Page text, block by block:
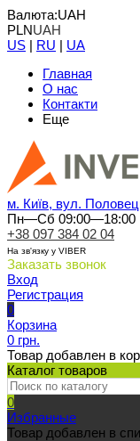
Валюта:UAH
PLNUAH
US | RU | UA
Главная
О нас
Контакти
Еще
м. Київ, вул.
Пн—Сб 09:00—18:00
+38 097 384 02 04
На зв'язку у VIBER
Заказать звонок
Вход
Регистрация
0
Корзина
0 грн.
Товар добавлен в
Каталог товаров
0
Избранные
Товар добавлен в